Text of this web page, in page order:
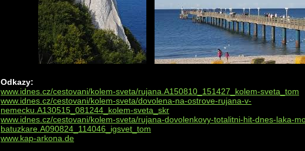
Odkazy:
www.idnes.cz/cestovani/kolem-sveta/rujana.A150810_151427_kolem-sveta_tom
www.idnes.cz/cestovani/kolem-sveta/dovolena-na-ostrove-rujana-v-
nemecku.A130515_081244_kolem-sveta_skr
www.idnes.cz/cestovani/kolem-sveta/rujana-dovolenkovy-totalitni-hit-dnes-laka-
batuzkare.A090824_114046_igsvet_tom
www.kap-arkona.de